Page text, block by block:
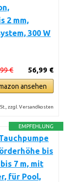
2 mm,
300 W
56,99 €
€
ansehen
zzgl. Versandkosten
EMPFEHLUNG
bis
7 m, mit
für Pool,